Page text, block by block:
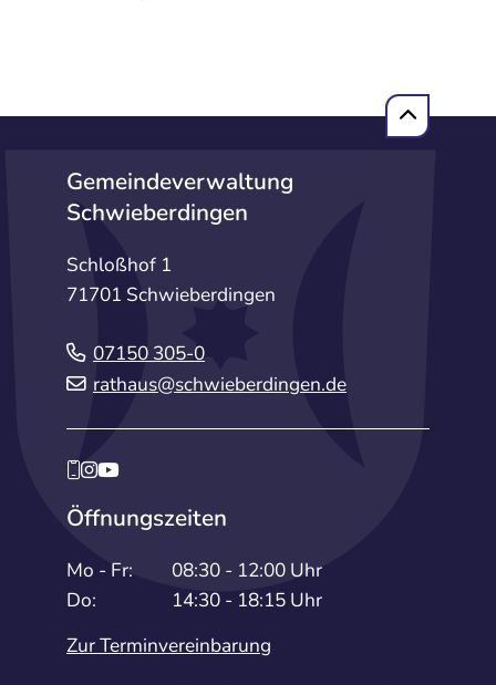
Gemeindeverwaltung
Schwieberdingen
Schloßhof 1
71701 Schwieberdingen
07150 305-0
rathaus@schwieberdingen.de
Öffnungszeiten
Mo - Fr:
08:30 - 12:00 Uhr
Do:
14:30 - 18:15 Uhr
Zur Terminvereinbarung